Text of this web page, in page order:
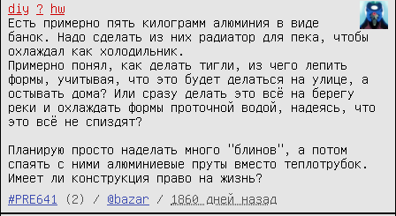
diy ?
hw
Есть примерно пять килограмм алюминия в виде
банок. Надо сделать из них радиатор для пека, чтобы
охлаждал как холодильник.
Примерно понял, как делать тигли, из чего лепить
формы, учитывая, что это будет делаться на улице, а
остывать дома? Или сразу делать это всё на берегу
реки и охлаждать формы проточной водой, надеясь, что
это всё не спиздят?
Планирую просто наделать много "блинов", а потом
спаять с ними алюминиевые пруты вместо теплотрубок.
Имеет ли конструкция право на жизнь?
#PRE641
(2) / @bazar / 1860 дней назад